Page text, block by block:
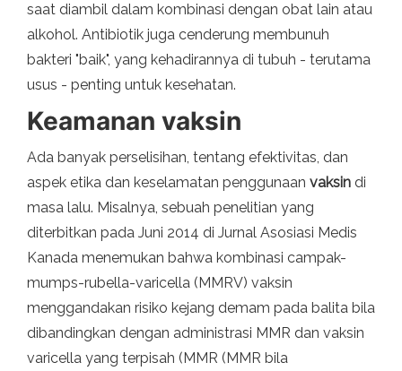
saat diambil dalam kombinasi dengan obat lain atau
alkohol. Antibiotik juga cenderung membunuh
bakteri "baik", yang kehadirannya di tubuh - terutama
usus - penting untuk kesehatan.
Keamanan vaksin
Ada banyak perselisihan, tentang efektivitas, dan
aspek etika dan keselamatan penggunaan vaksin di
masa lalu. Misalnya, sebuah penelitian yang
diterbitkan pada Juni 2014 di Jurnal Asosiasi Medis
Kanada menemukan bahwa kombinasi campak-
mumps-rubella-varicella (MMRV) vaksin
menggandakan risiko kejang demam pada balita bila
dibandingkan dengan administrasi MMR dan vaksin
varicella yang terpisah (MMR (MMR bila